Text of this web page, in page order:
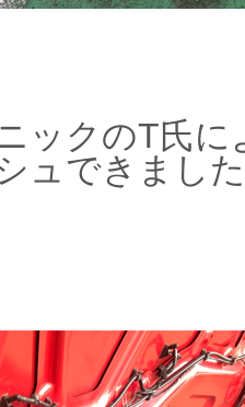
ックのT氏に
ュできまし